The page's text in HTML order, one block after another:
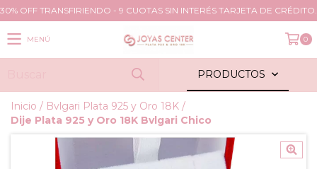
30% OFF TRANSFIRIENDO - 9 CUOTAS SIN INTERÉS TARJETA DE CRÉDITO.
MENÚ 0
PRODUCTOS
Inicio / Bvlgari Plata 925 y Oro 18K /
Dije Plata 925 y Oro 18K Bvlgari Chico